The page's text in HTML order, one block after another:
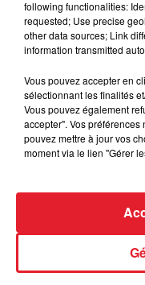
FOLA & Victony -
Franglish &
following functionalities:
requested; Use precise
other data sources; Link
information transmitted
Vous pouvez accepter en
sélectionnant les finalités
Vous pouvez également
accepter". Vos
pouvez mettre à jour vos
moment via le lien "Gérer